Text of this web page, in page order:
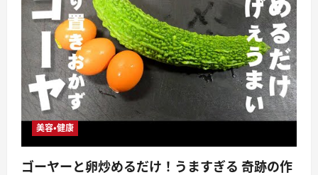
美容・健康
ゴーヤーと卵炒めるだけ！うますぎる 奇跡の作